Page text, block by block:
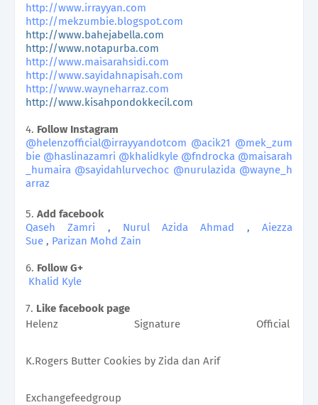
http://www.irrayyan.com
http://mekzumbie.blogspot.com
http://www.bahejabella.com
http://www.notapurba.com
http://www.maisarahsidi.com
http://www.sayidahnapisah.com
http://www.wayneharraz.com
http://www.kisahpondokkecil.com
4. Follow Instagram
@helenzofficial@irrayyandotcom @acik21 @mek_zum
bie @haslinazamri @khalidkyle @fndrocka @maisarah
_humaira @sayidahlurvechoc @nurulazida @wayne_h
arraz
5. Add facebook
Qaseh Zamri , Nurul Azida Ahmad ,Aiezza
Sue , Parizan Mohd Zain
6. Follow G+
Khalid Kyle
7. Like facebook page
Helenz Signature Official
K.Rogers Butter Cookies by Zida dan Arif
Exchangefeedgroup